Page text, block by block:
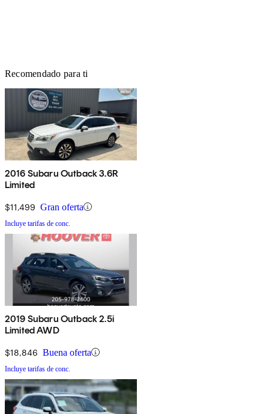
Recomendado para ti
2016 Subaru Outback 3.6R
Limited
$11,499 Gran oferta
Incluye tarifas de conc.
2019 Subaru Outback 2.5i
Limited AWD
$18,846 Buena oferta
Incluye tarifas de conc.